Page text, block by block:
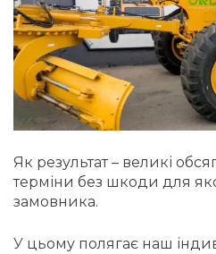
Як результат – великі
терміни без шкоди для
замовника.
У цьому полягає наш